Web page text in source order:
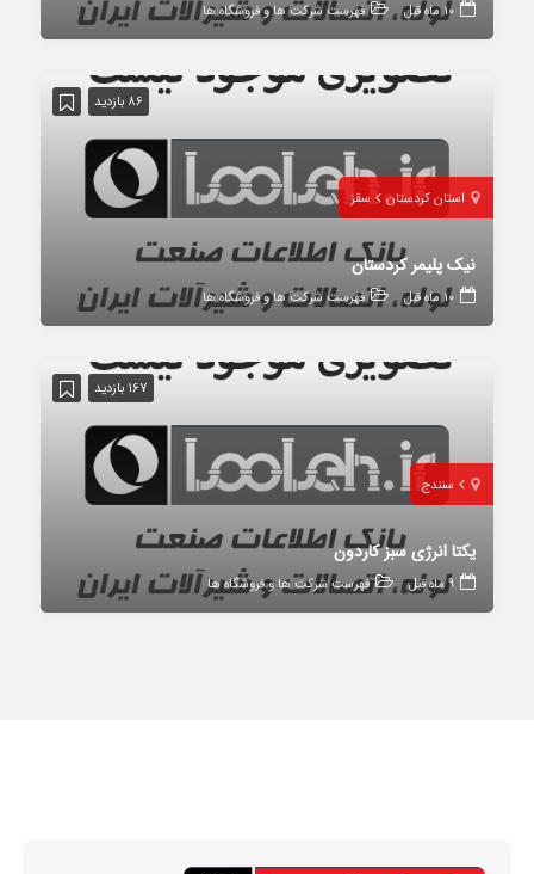
10 ماه قبل فهرست شرکت ها و فروشگاه ها
86 بازدید
استان کردستان سقز
نیک پلیمر کردستان
10 ماه قبل فهرست شرکت ها و فروشگاه ها
167 بازدید
سنندج
یکتا انرژی سبز کاردون
9 ماه قبل فهرست شرکت ها و فروشگاه ها